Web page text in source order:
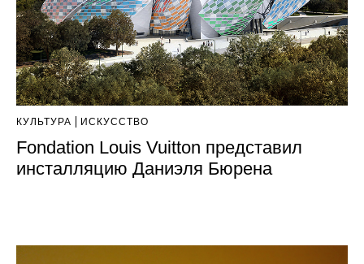
КУЛЬТУРА ИСКУССТВО
Fondation Louis Vuitton представил
инсталляцию Даниэля Бюрена